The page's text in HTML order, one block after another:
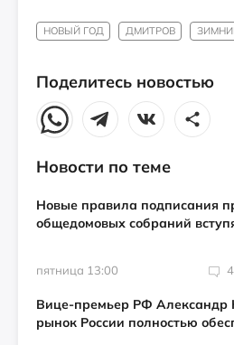
НОВЫЙ ГОД ДМИТРОВ
Поделитесь новостью
Новости по теме
Новые правила подписания
общедомовых собраний
пятница 13:00 4
Вице-премьер РФ Александр
рынок России полностью